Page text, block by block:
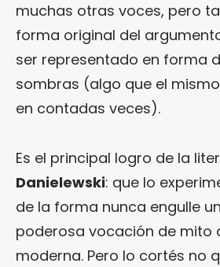
muchas otras voces, pero
forma original del
ser representado en forma
sombras (algo que el
en contadas veces).
Es el principal logro de la
Danielewski: que lo
de la forma nunca engulle
poderosa vocación de mito
moderna. Pero lo cortés no